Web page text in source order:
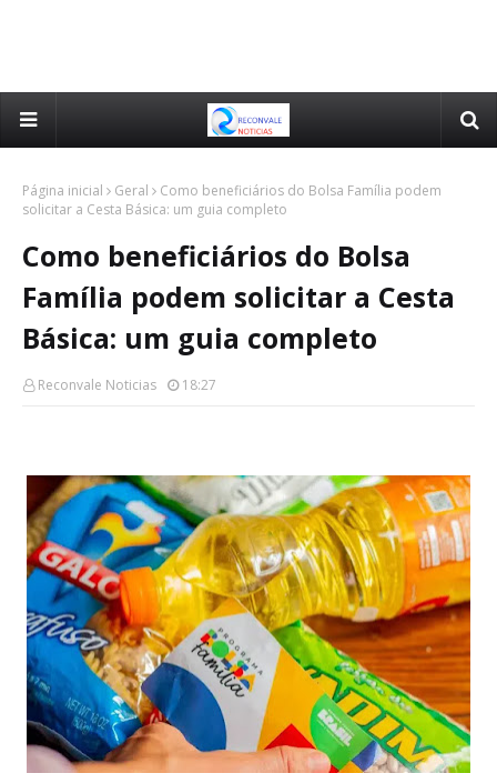
Página inicial Geral
Como beneficiários do Bolsa Família podem
solicitar a Cesta Básica: um guia completo
Como beneficiários do Bolsa
Família podem solicitar a Cesta
Básica: um guia completo
Reconvale Noticias 18:27